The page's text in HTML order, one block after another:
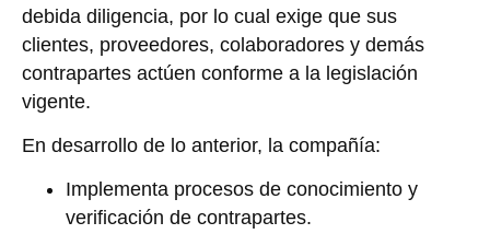
debida diligencia, por lo cual exige que sus
clientes, proveedores, colaboradores y demás
contrapartes actúen conforme a la legislación
vigente.
En desarrollo de lo anterior, la compañía:
Implementa procesos de conocimiento y
verificación de contrapartes.